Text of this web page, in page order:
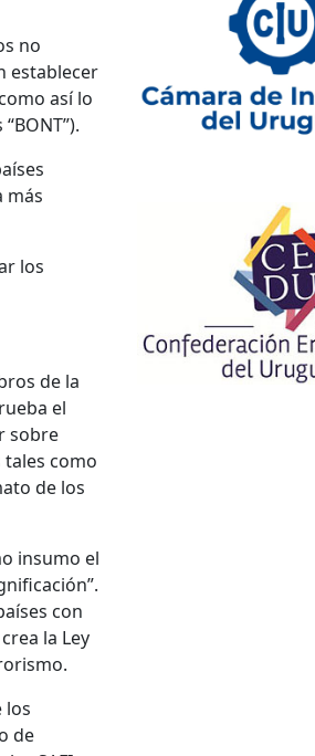
no
establecer
así lo
más
los
de la
el
sobre
como
de los
insumo el
con
la Ley
los
de